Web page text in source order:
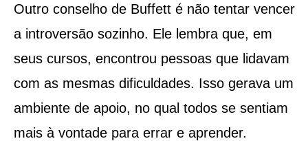
Outro conselho de Buffett é não tentar vencer
a introversão sozinho. Ele lembra que, em
seus cursos, encontrou pessoas que lidavam
com as mesmas dificuldades. Isso gerava um
ambiente de apoio, no qual todos se sentiam
mais à vontade para errar e aprender.